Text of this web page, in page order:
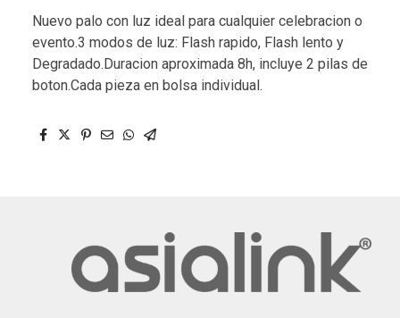
Nuevo palo con luz ideal para cualquier celebracion o
evento.3 modos de luz: Flash rapido, Flash lento y
Degradado.Duracion aproximada 8h, incluye 2 pilas de
boton.Cada pieza en bolsa individual.